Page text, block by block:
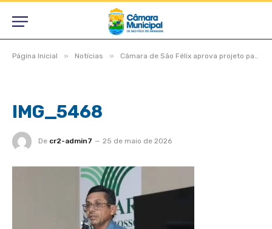
Página Inicial » Notícias » Câmara de São Félix aprova projeto para consórcio do aterro sanitário e vereadores destacam estradas, saúde e obras na zona rural
IMG_5468
De cr2-admin7 25 de maio de 2026